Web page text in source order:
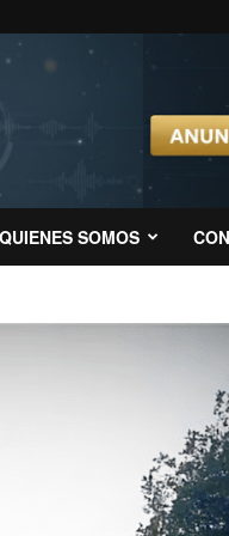
QUIENES SOMOS